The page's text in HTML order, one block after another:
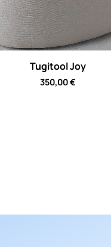
Tugitool Joy
350,00€